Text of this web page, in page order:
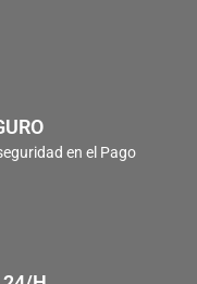
en el Pago